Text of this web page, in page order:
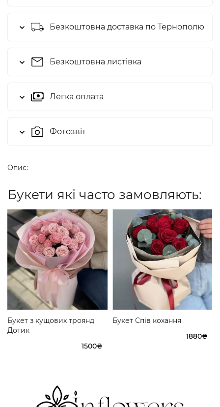
Безкоштовна доставка по Тернополю
Безкоштовна листівка
Легка оплата
Фотозвіт
Опис:
Букети які часто замовляють:
Букет з кущових троянд
Дотик
1500₴
Букет Спів кохання
1880₴